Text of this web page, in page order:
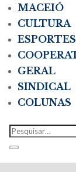
MACEIÓ
CULTURA
ESPORTES
GERAL
SINDICAL
COLUNAS